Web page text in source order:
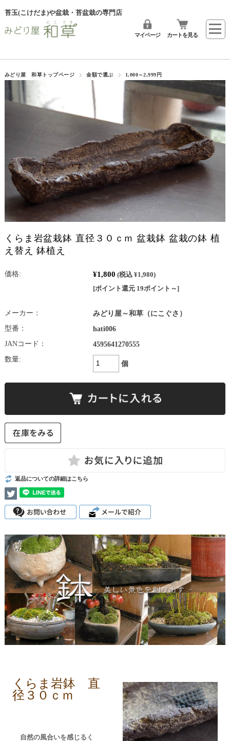
苔玉(こけだま)や盆栽・苔盆栽の専門店
マイページ カートを見る
みどり屋 和草トップページ 金額で選ぶ 1,000～2,999円
くらま岩盆栽鉢 直径３０ｃｍ 盆栽鉢 盆栽の鉢 植
え替え 鉢植え
価格: ¥1,800 (税込 ¥1,980)
[ポイント還元 19ポイント～]
メーカー：
みどり屋～和草（にこぐさ）
型番：
hati006
JANコード：
4595641270555
数量:
個
返品についての詳細はこちら
くらま岩鉢 直
径３０ｃｍ
自然の風合いを感じるく